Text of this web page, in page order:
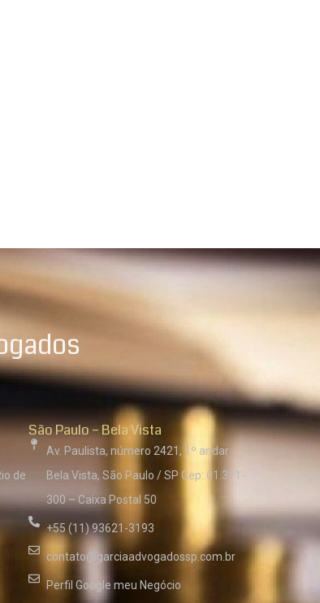
de
São Paulo – Bela Vista
Av. Paulista, número 2421, 1º andar
Bela Vista, São Paulo / SP Cep: 01.311-
300 – Caixa Postal 50
+55 (11) 93621-3193
contato@garciaadvogadossp.com.br
Perfil Google meu Negócio